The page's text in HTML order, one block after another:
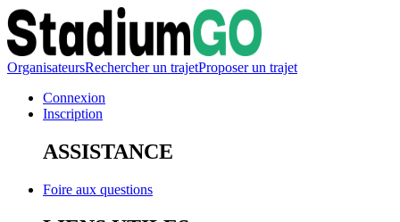
OrganisateursRechercher un trajetProposer un trajet
Connexion
Inscription
ASSISTANCE
Foire aux questions